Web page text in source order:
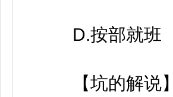
D.按部就班
【坑的解说】